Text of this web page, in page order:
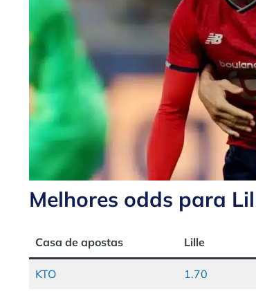
Melhores odds para
Casa de apostas Lille
KTO 1.70